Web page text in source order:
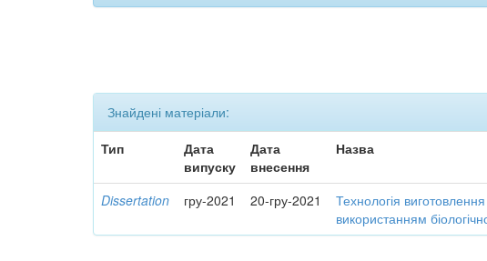
Знайдені матеріали:
Тип
Дата
випуску
Дата
внесення
Назва
Dissertation гру-2021 20-гру-2021
Технологія
використанням